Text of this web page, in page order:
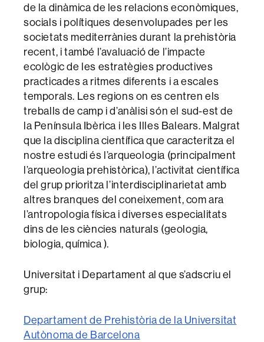
de la dinàmica de les relacions econòmiques,
socials i polítiques desenvolupades per les
societats mediterrànies durant la prehistòria
recent, i també l’avaluació de l’impacte
ecològic de les estratègies productives
practicades a ritmes diferents i a escales
temporals. Les regions on es centren els
treballs de camp i d’anàlisi són el sud-est de
la Península Ibèrica i les Illes Balears. Malgrat
que la disciplina científica que caracteritza el
nostre estudi és l’arqueologia (principalment
l’arqueologia prehistòrica), l’activitat científica
del grup prioritza l’interdisciplinarietat amb
altres branques del coneixement, com ara
l’antropologia física i diverses especialitats
dins de les ciències naturals (geologia,
biologia, química ).
Universitat i Departament al que s’adscriu el
grup:
Departament de Prehistòria de la Universitat
Autònoma de Barcelona